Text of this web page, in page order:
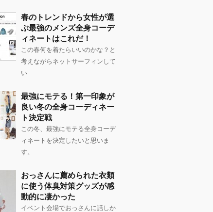
春のトレンドから女性が選
ぶ最強のメンズ全身コーデ
ィネートはこれだ！
この春何を着たらいいのかな？と
考えながらネットサーフィンして
い
最強にモテる！第一印象が
良い冬の全身コーディネー
ト決定戦
この冬、最強にモテる全身コーデ
ィネートを決定したいと思いま
す。
おっさんに薦められた衣類
に使う体臭対策グッズが感
動的に凄かった
イベント会場でおっさんに話しか